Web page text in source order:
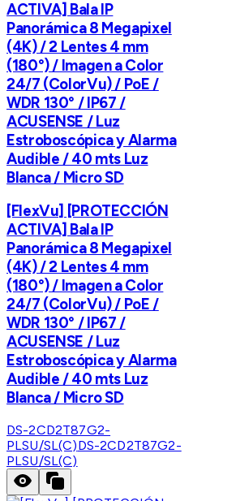
ACTIVA] Bala IP
Panorámica 8 Megapixel
(4K) / 2 Lentes 4 mm
(180°) / Imagen a Color
24/7 (ColorVu) / PoE /
WDR 130° / IP67 /
ACUSENSE / Luz
Estroboscópica y Alarma
Audible / 40 mts Luz
Blanca / Micro SD
[FlexVu] [PROTECCIÓN
ACTIVA] Bala IP
Panorámica 8 Megapixel
(4K) / 2 Lentes 4 mm
(180°) / Imagen a Color
24/7 (ColorVu) / PoE /
WDR 130° / IP67 /
ACUSENSE / Luz
Estroboscópica y Alarma
Audible / 40 mts Luz
Blanca / Micro SD
DS-2CD2T87G2-
PLSU/SL(C)DS-2CD2T87G2-
PLSU/SL(C)